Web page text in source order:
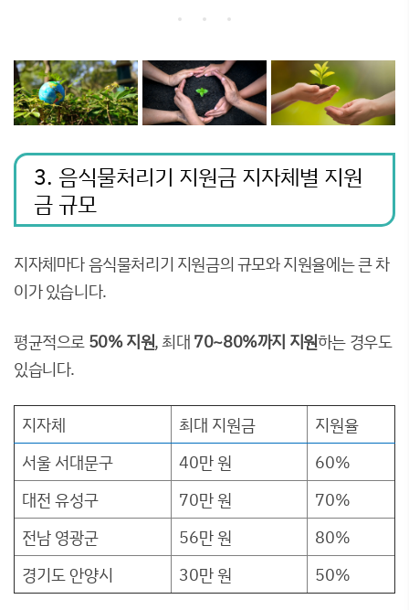
3. 음식물처리기 지원금 지자체별 지원
금 규모
지자체마다 음식물처리기 지원금의 규모와 지원율에는 큰 차
이가 있습니다.
평균적으로 50% 지원, 최대 70~80%까지 지원하는 경우도
있습니다.
지자체 최대 지원금
지원율
서울 서대문구
40만 원
60%
대전 유성구
70만 원
70%
전남 영광군
56만 원
80%
경기도 안양시
30만 원 50%